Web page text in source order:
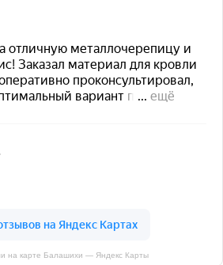
на карте Балашихи — Яндекс Карты